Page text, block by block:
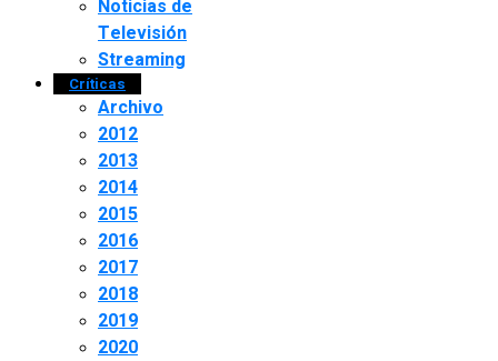
Noticias de
Televisión
Streaming
Críticas
Archivo
2012
2013
2014
2015
2016
2017
2018
2019
2020